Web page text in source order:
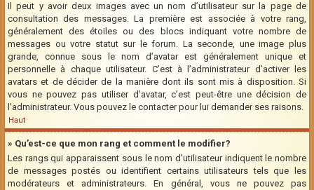
Il peut y avoir deux images avec un nom d’utilisateur sur la page de
consultation des messages. La première est associée à votre rang,
généralement des étoiles ou des blocs indiquant votre nombre de
messages ou votre statut sur le forum. La seconde, une image plus
grande, connue sous le nom d’avatar est généralement unique et
personnelle à chaque utilisateur. C’est à l’administrateur d’activer les
avatars et de décider de la manière dont ils sont mis à disposition. Si
vous ne pouvez pas utiliser d’avatar, c’est peut-être une décision de
l’administrateur. Vous pouvez le contacter pour lui demander ses raisons.
Haut
» Qu’est-ce que mon rang et comment le modifier?
Les rangs qui apparaissent sous le nom d’utilisateur indiquent le nombre
de messages postés ou identifient certains utilisateurs tels que les
modérateurs et administrateurs. En général, vous ne pouvez pas